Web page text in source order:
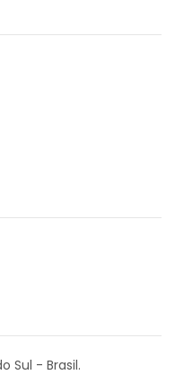
Sul - Brasil.